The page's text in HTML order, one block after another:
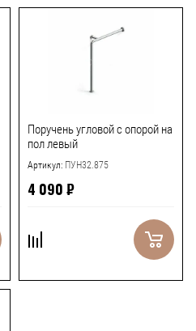
Поручень угловой с опорой на
пол левый
Артикул: ПУН32.875
4 090 ₽